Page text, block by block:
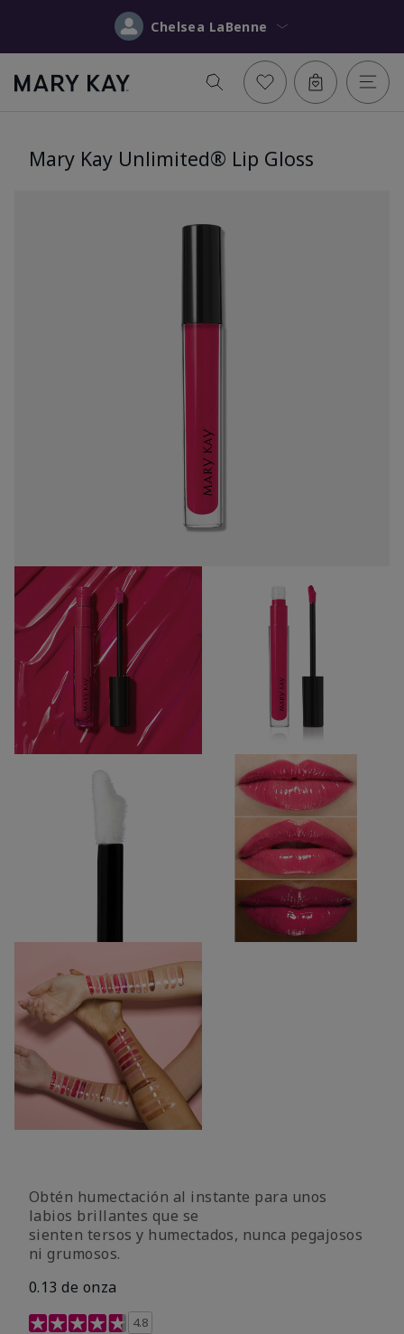
Chelsea LaBenne
Mary Kay Unlimited® Lip Gloss
Obtén humectación al instante para unos
labios brillantes que se
sienten tersos y humectados, nunca pegajosos
ni grumosos.
0.13 de onza
Calificación de clientes de 4,8 de 5
4.8